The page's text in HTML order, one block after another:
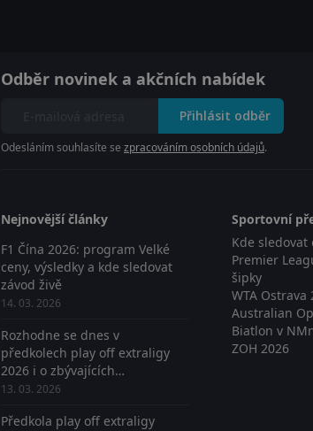
Odběr novinek a akčních nabídek
Přihlásit odběr
Odesláním souhlasíte se zpracováním osobních údajů.
Nejnovější články
F1 Čína 2026: program Velké
ceny, výsledky a kde sledovat
závod živě
14. 03. 2026
Rozhodne se dnes v
předkolech play off extraligy
2026 i o zbývajících
postupujících? Sledujte živě
13. 03. 2026
Předkola play off extraligy
Sportovní
Kde sledovat
Premier
šipky
WTA Ostrava
Australian
Biatlon v
ZOH 2026